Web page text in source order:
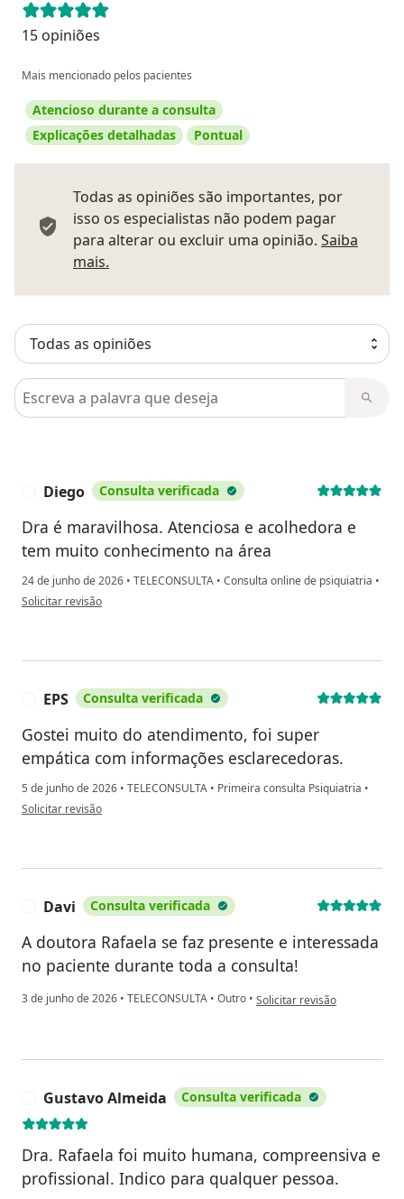
15 opiniões
Mais mencionado pelos pacientes
Atencioso durante a consulta
Explicações detalhadas
Pontual
Todas as opiniões são importantes, por
isso os especialistas não podem pagar
para alterar ou excluir uma opinião. Saiba
mais.
Pesquisar em opiniões
Diego Consulta verificada
Dra é maravilhosa. Atenciosa e acolhedora e
tem muito conhecimento na área
24 de junho de 2026 • TELECONSULTA • Consulta online de psiquiatria •
na opinião do utilizador Diego
Solicitar revisão
EPS Consulta verificada
Gostei muito do atendimento, foi super
empática com informações esclarecedoras.
5 de junho de 2026 • TELECONSULTA • Primeira consulta Psiquiatria •
na opinião do utilizador EPS
Solicitar revisão
Davi Consulta verificada
A doutora Rafaela se faz presente e interessada
no paciente durante toda a consulta!
3 de junho de 2026 • TELECONSULTA • Outro • na opinião do utilizador Davi
Solicitar revisão
Gustavo Almeida Consulta verificada
Dra. Rafaela foi muito humana, compreensiva e
profissional. Indico para qualquer pessoa.